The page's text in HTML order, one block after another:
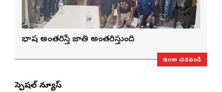
భాష అంతరిస్తే జాతి అంతరిస్తుంది
ఇంకా చదవండి
స్పెషల్ న్యూస్